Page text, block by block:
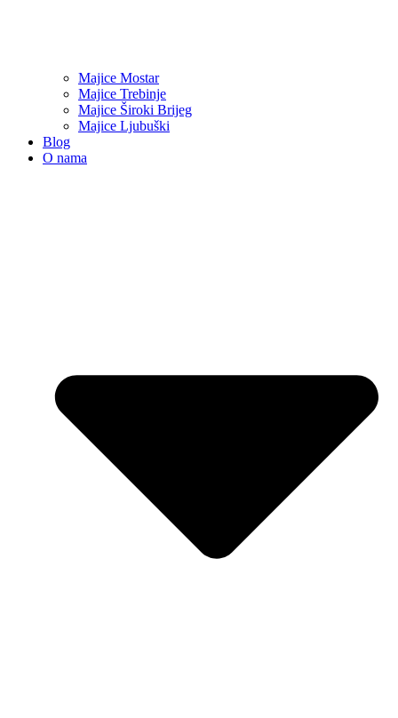
Majice Mostar
Majice Trebinje
Majice Široki Brijeg
Majice Ljubuški
Blog
O nama